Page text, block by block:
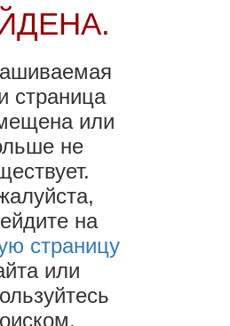
страница
или
не
на
страницу
или